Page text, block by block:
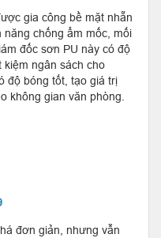
gia công bề mặt nhẵn
chống ẩm mốc, mối
đốc sơn PU này có độ
kiệm ngân sách cho
độ bóng tốt, tạo giá trị
không gian văn phòng.
đơn giản, nhưng vẫn